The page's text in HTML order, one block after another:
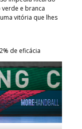
e branca
vitória que lhes
de eficácia